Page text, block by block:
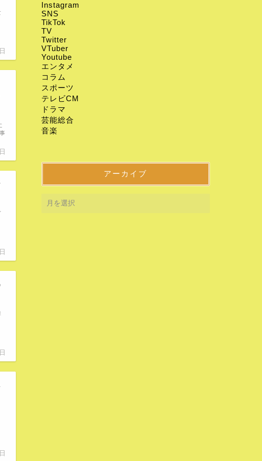
Instagram
SNS
TikTok
TV
Twitter
VTuber
Youtube
エンタメ
コラム
スポーツ
テレビCM
ドラマ
芸能総合
音楽
アーカイブ